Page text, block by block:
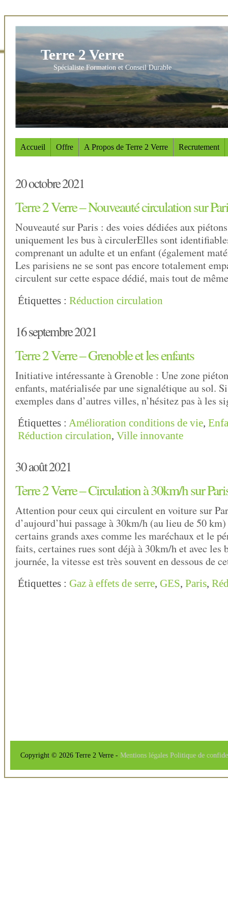
Terre 2 Verre
Spécialiste Formation et Conseil Durable
Accueil Offre A Propos de Terre 2 Verre Recrutement
20 octobre 2021
Terre 2 Verre – Nouveauté circulation sur
Nouveauté sur Paris : des voies dédiées aux
uniquement les bus à circulerElles sont
comprenant un adulte et un enfant (également
Les parisiens ne se sont pas encore totalement
circulent sur cette espace dédié, mais tout de
Étiquettes : Réduction circulation
16 septembre 2021
Terre 2 Verre – Grenoble et les enfants
Initiative intéressante à Grenoble : Une zone
enfants, matérialisée par une signalétique au sol.
exemples dans d’autres villes, n’hésitez pas à les
Étiquettes : Amélioration conditions de vie,
Réduction circulation, Ville innovante
30 août 2021
Terre 2 Verre – Circulation à 30km/h sur
Attention pour ceux qui circulent en voiture sur
d’aujourd’hui passage à 30km/h (au lieu de 50
certains grands axes comme les maréchaux et le
faits, certaines rues sont déjà à 30km/h et avec les
journée, la vitesse est très souvent en dessous de
Étiquettes : Gaz à effets de serre, GES, Paris,
Copyright © 2026 Terre 2 Verre - Mentions légales Politique de